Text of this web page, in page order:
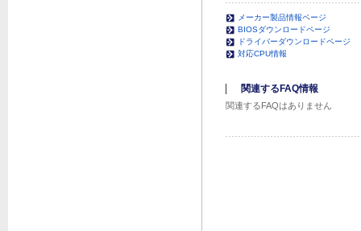
メーカー製品情報ページ
BIOSダウンロードページ
ドライバーダウンロードページ
対応CPU情報
関連するFAQ情報
関連するFAQはありません